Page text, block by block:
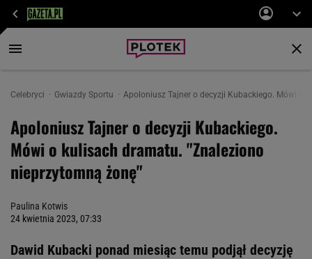
Celebryci Gwiazdy Sportu Apoloniusz Tajner o decyzji Kubackiego. Mówi o
Apoloniusz Tajner o decyzji Kubackiego.
Mówi o kulisach dramatu. "Znaleziono
nieprzytomną żonę"
Paulina Kotwis
24 kwietnia 2023, 07:33
Dawid Kubacki ponad miesiąc temu podjął decyzję